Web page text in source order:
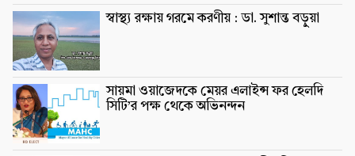
স্বাস্থ্য রক্ষায় গরমে করণীয় : ডা. সুশান্ত বড়ুুয়া
সায়মা ওয়াজেদকে মেয়র এলাইন্স ফর হেলদি
সিটি’র পক্ষ থেকে অভিনন্দন